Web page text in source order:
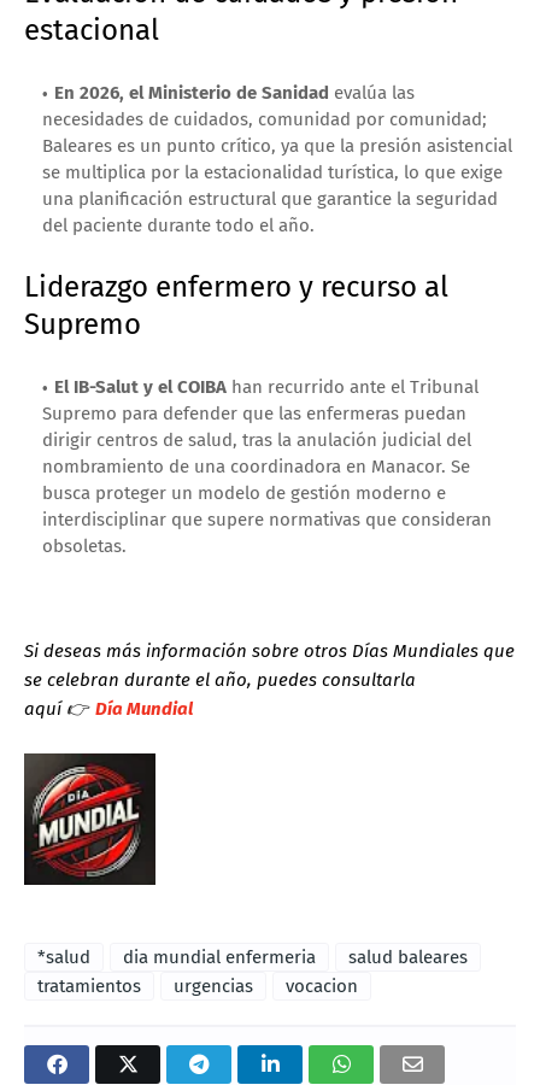
estacional
En 2026, el Ministerio de Sanidad evalúa las
necesidades de cuidados, comunidad por comunidad;
Baleares es un punto crítico, ya que la presión asistencial
se multiplica por la estacionalidad turística, lo que exige
una planificación estructural que garantice la seguridad
del paciente durante todo el año.
Liderazgo enfermero y recurso al
Supremo
El IB-Salut y el COIBA han recurrido ante el Tribunal
Supremo para defender que las enfermeras puedan
dirigir centros de salud, tras la anulación judicial del
nombramiento de una coordinadora en Manacor. Se
busca proteger un modelo de gestión moderno e
interdisciplinar que supere normativas que consideran
obsoletas.
Si deseas más información sobre otros Días Mundiales que
se celebran durante el año, puedes consultarla
aquí 👉 Día Mundial
*salud dia mundial enfermeria
salud baleares
tratamientos
urgencias vocacion